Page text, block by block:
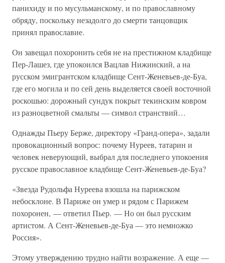
панихиду и по мусульманскому, и по православному
обряду, поскольку незадолго до смерти танцовщик
принял православие.
Он завещал похоронить себя не на престижном кладбище
Пер-Лашез, где упокоился Вацлав Нижинский, а на
русском эмигрантском кладбище Сент-Женевьев-де-Буа,
где его могила и по сей день выделяется своей восточной
роскошью: дорожный сундук покрыт текинским ковром
из разноцветной смальты — символ странствий…
Однажды Пьеру Берже, директору «Гранд-опера», задали
провокационный вопрос: почему Нуреев, татарин и
человек неверующий, выбрал для последнего упокоения
русское православное кладбище Сент-Женевьев-де-Буа?
«Звезда Рудольфа Нуреева взошла на парижском
небосклоне. В Париже он умер и рядом с Парижем
похоронен, — ответил Пьер. — Но он был русским
артистом. А Сент-Женевьев-де-Буа — это немножко
Россия».
Этому утверждению трудно найти возражение. А еще —